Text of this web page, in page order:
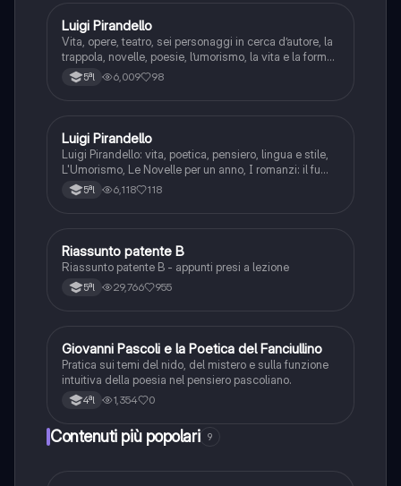
Italiano
Luigi Pirandello
Vita, opere, teatro, sei personaggi in cerca d’autore, la
trappola, novelle, poesie, l’umorismo, la vita e la forma,
frantumazione dell’Io, la civiltà moderna e
l’alienazione, il treno ha fischiato, canta l’epistola, i
5ªl 6,009 98
Italiano
Luigi Pirandello
Luigi Pirandello: vita, poetica, pensiero, lingua e stile,
L'Umorismo, Le Novelle per un anno, I romanzi: il fu
Mattia Pascal, Quaderni di Serafino Gubbio operatore;
Uno, nessuno e centomila; il teatro: Sei personaggi in
5ªl 6,118 118
Italiano
Riassunto patente B
Riassunto patente B - appunti presi a lezione
5ªl 29,766 955
GItaliano
Giovanni Pascoli e la Poetica del Fanciullino
Pratica sui temi del nido, del mistero e sulla funzione
intuitiva della poesia nel pensiero pascoliano.
4ªl 1,354 0
Contenuti più popolari 9